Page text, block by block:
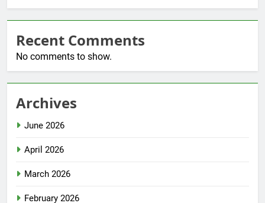
Recent Comments
No comments to show.
Archives
June 2026
April 2026
March 2026
February 2026